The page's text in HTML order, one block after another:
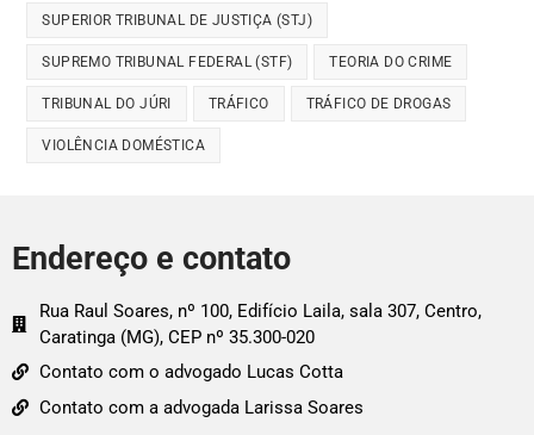
SUPERIOR TRIBUNAL DE JUSTIÇA (STJ)
SUPREMO TRIBUNAL FEDERAL (STF) TEORIA DO CRIME
TRIBUNAL DO JÚRI TRÁFICO TRÁFICO DE DROGAS
VIOLÊNCIA DOMÉSTICA
Endereço e contato
Rua Raul Soares, nº 100, Edifício Laila, sala 307, Centro,
Caratinga (MG), CEP nº 35.300-020
Contato com o advogado Lucas Cotta
Contato com a advogada Larissa Soares